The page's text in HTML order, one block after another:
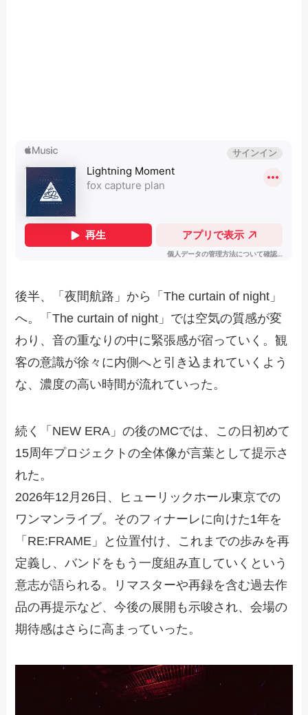
後半、「夜間航路」から「The curtain of night」
へ。「The curtain of night」では空気の質感が変
わり、音の重なりの中に緊張感が宿っていく。観
客の意識が徐々に内側へと引き込まれていくよう
な、濃度の高い時間が流れていった。
続く「NEW ERA」の後のMCでは、この日初めて
15周年プロジェクトの全体像が言葉として提示さ
れた。
2026年12月26日、ヒューリックホール東京での
ワンマンライブ。そのフィナーレに向けた1年を
「RE:FRAME」と位置付け、これまでの歩みを再
定義し、バンドをもう一度組み直していくという
意志が語られる。リマスターや再録を含む過去作
品の再提示など、今後の展開も示唆され、会場の
期待感はさらに高まっていった。